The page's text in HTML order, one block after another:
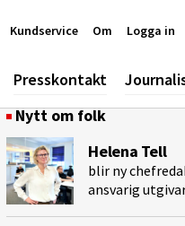
Presskontakt
Kundservice Om Logga in
Nytt om folk
Helena Tell
blir ny
ansvarig